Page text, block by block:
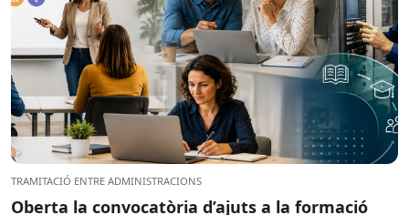
TRAMITACIÓ ENTRE ADMINISTRACIONS
Oberta la convocatòria d’ajuts a la formació